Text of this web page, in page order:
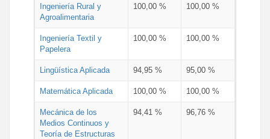
Ingeniería Rural y
Agroalimentaria
100,00 % 100,00 %
Ingeniería Textil y
Papelera
100,00 % 100,00 %
Lingüística Aplicada 94,95 % 95,00 %
Matemática Aplicada 100,00 % 100,00 %
Mecánica de los
Medios Continuos y
Teoría de Estructuras
94,41 % 96,76 %